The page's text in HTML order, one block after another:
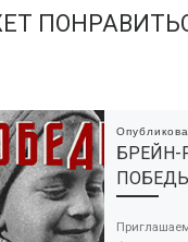
БРЕЙН-